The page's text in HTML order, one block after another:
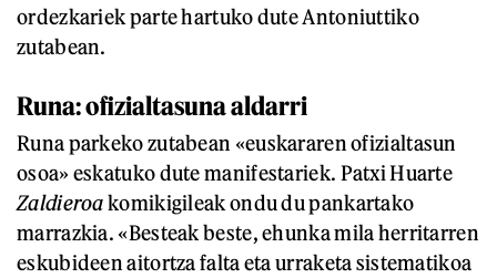
ordezkariek parte hartuko dute Antoniuttiko
zutabean.
Runa: ofizialtasuna aldarri
Runa parkeko zutabean «euskararen ofizialtasun
osoa» eskatuko dute manifestariek. Patxi Huarte
Zaldieroakomikigileak ondu du pankartako
marrazkia. «Besteak beste, ehunka mila herritarren
eskubideen aitortza falta eta urraketa sistematikoa